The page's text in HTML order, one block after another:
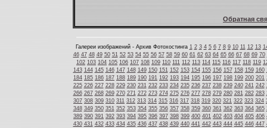
Обратная
Галереи изображений - Архив Фотохостинга 1 2 3 4 5 6 7 8 9 10 11 12 13
46 47 48 49 50 51 52 53 54 55 56 57 58 59 60 61 62 63 64 65 66 67 68 69 70
102 103 104 105 106 107 108 109 110 111 112 113 114 115 116 117 118 119
143 144 145 146 147 148 149 150 151 152 153 154 155 156 157 158 159 160
184 185 186 187 188 189 190 191 192 193 194 195 196 197 198 199 200 201
225 226 227 228 229 230 231 232 233 234 235 236 237 238 239 240 241 242
266 267 268 269 270 271 272 273 274 275 276 277 278 279 280 281 282 283
307 308 309 310 311 312 313 314 315 316 317 318 319 320 321 322 323 324
348 349 350 351 352 353 354 355 356 357 358 359 360 361 362 363 364 365
389 390 391 392 393 394 395 396 397 398 399 400 401 402 403 404 405 406
430 431 432 433 434 435 436 437 438 439 440 441 442 443 444 445 446 447